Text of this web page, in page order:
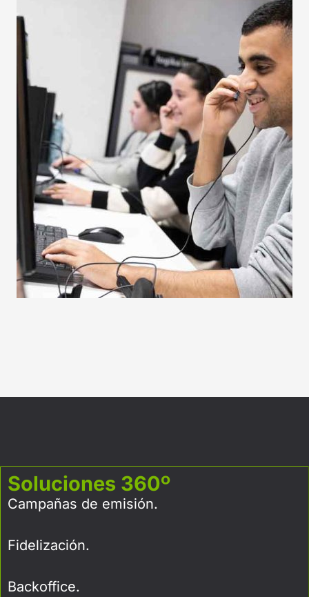
Soluciones 360º
Campañas de emisión.
Fidelización.
Backoffice.